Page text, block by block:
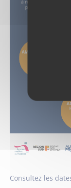
Consultez les